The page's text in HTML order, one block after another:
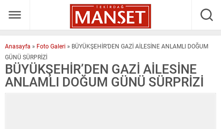
Anasayfa » Foto Galeri » BÜYÜKŞEHİR’DEN GAZİ AİLESİNE ANLAMLI DOĞUM
GÜNÜ SÜRPRİZİ
BÜYÜKŞEHİR’DEN GAZİ AİLESİNE
ANLAMLI DOĞUM GÜNÜ SÜRPRİZİ